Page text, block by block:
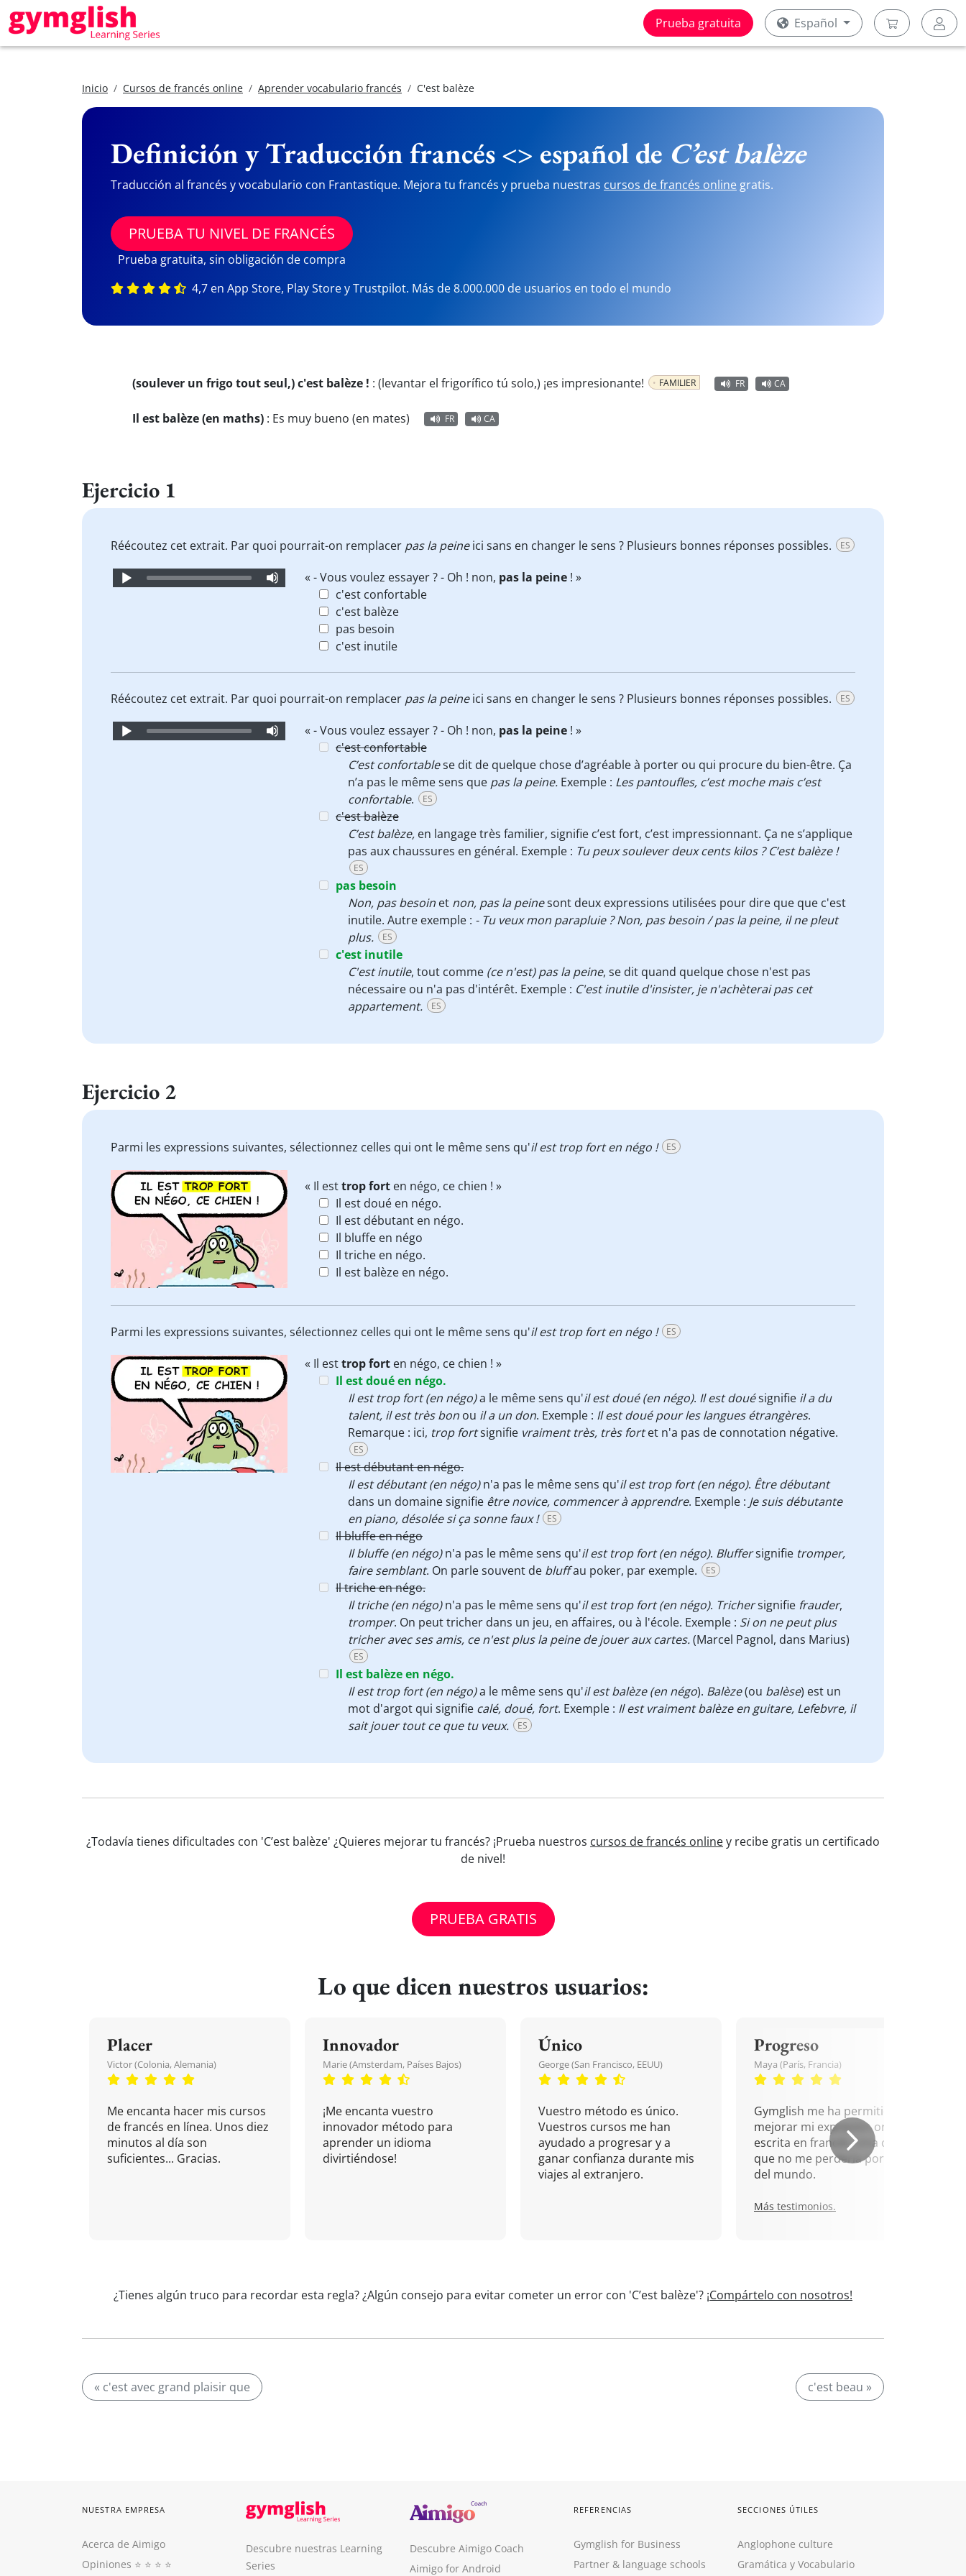
Prueba gratuita Español
Inicio Cursos de francés online Aprender vocabulario francés C'est balèze
Definición y Traducción francés <> español de C’est balèze
Traducción al francés y vocabulario con Frantastique. Mejora tu francés y prueba nuestras cursos de francés online gratis.
PRUEBA TU NIVEL DE FRANCÉS
Prueba gratuita, sin obligación de compra
4,7 en App Store, Play Store y Trustpilot. Más de 8.000.000 de usuarios en todo el mundo
(soulever un frigo tout seul,) c'est balèze ! : (levantar el frigorífico tú solo,) ¡es impresionante! FAMILIER FR CA
Il est balèze (en maths) : Es muy bueno (en mates) FR CA
Ejercicio 1
Réécoutez cet extrait. Par quoi pourrait-on remplacer pas la peineici sans en changer le sens ? Plusieurs bonnes réponses possibles. ES
Audio
« - Vous voulez essayer ? - Oh ! non, pas la peine ! »
c'est confortable
c'est balèze
pas besoin
c'est inutile
Réécoutez cet extrait. Par quoi pourrait-on remplacer pas la peineici sans en changer le sens ? Plusieurs bonnes réponses possibles. ES
Audio
« - Vous voulez essayer ? - Oh ! non, pas la peine ! »
c'est confortable
C’est confortablese dit de quelque chose d’agréable à porter ou qui procure du bien-être. Ça
n’a pas le même sens que pas la peine. Exemple : Les pantoufles, c’est moche mais c’est
confortable. ES
c'est balèze
C’est balèze, en langage très familier, signifie c’est fort, c’est impressionnant. Ça ne s’applique
pas aux chaussures en général. Exemple : Tu peux soulever deux cents kilos ? C’est balèze !
ES
pas besoin
Non, pas besoin et non, pas la peinesont deux expressions utilisées pour dire que que c'est
inutile. Autre exemple : - Tu veux mon parapluie ? Non, pas besoin / pas la peine, il ne pleut
plus.
ES
c'est inutile
C'est inutile, tout comme (ce n'est) pas la peine, se dit quand quelque chose n'est pas
nécessaire ou n'a pas d'intérêt. Exemple : C'est inutile d'insister, je n'achèterai pas cet
appartement.
ES
Ejercicio 2
Parmi les expressions suivantes, sélectionnez celles qui ont le même sens qu'il est trop fort en négo ! ES
« Il esttrop fort en négo, ce chien ! »
Il est doué en négo.
Il est débutant en négo.
Il bluffe en négo
Il triche en négo.
Il est balèze en négo.
Parmi les expressions suivantes, sélectionnez celles qui ont le même sens qu'il est trop fort en négo ! ES
« Il esttrop fort en négo, ce chien ! »
Il est doué en négo.
Il est trop fort (en négo)a le même sens qu'il est doué (en négo). Il est douésignifie il a du
talent, il est très bon ou il a un don. Exemple : Il est doué pour les langues étrangères.
Remarque : ici, trop fortsignifie vraiment très, très fortet n'a pas de connotation négative.
ES
Il est débutant en négo.
Il est débutant (en négo)n'a pas le même sens qu'il est trop fort (en négo). Être débutant
dans un domaine signifie être novice, commencer à apprendre. Exemple : Je suis débutante
en piano, désolée si ça sonne faux !
ES
Il bluffe en négo
Il bluffe (en négo)n'a pas le même sens qu'il est trop fort (en négo). Bluffersignifie tromper,
faire semblant. On parle souvent de bluffau poker, par exemple. ES
Il triche en négo.
Il triche (en négo)n'a pas le même sens qu'il est trop fort (en négo). Trichersignifie frauder,
tromper. On peut tricher dans un jeu, en affaires, ou à l'école. Exemple : Si on ne peut plus
tricher avec ses amis, ce n'est plus la peine de jouer aux cartes.(Marcel Pagnol, dans Marius)
ES
Il est balèze en négo.
Il est trop fort (en négo)a le même sens qu'il est balèze (en négo). Balèze(ou balèse) est un
mot d'argot qui signifie calé, doué, fort. Exemple : Il est vraiment balèze en guitare, Lefebvre, il
sait jouer tout ce que tu veux.
ES
¿Todavía tienes dificultades con 'C’est balèze' ¿Quieres mejorar tu francés? ¡Prueba nuestros cursos de francés onliney recibe gratis un certificado
de nivel!
PRUEBA GRATIS
Lo que dicen nuestros usuarios:
Placer
Victor (Colonia, Alemania)
Me encanta hacer mis cursos
de francés en línea. Unos diez
minutos al día son
suficientes... Gracias.
Innovador
Marie (Amsterdam, Países Bajos)
¡Me encanta vuestro
innovador método para
aprender un idioma
divirtiéndose!
Único
George (San Francisco, EEUU)
Vuestro método es único.
Vuestros cursos me han
ayudado a progresar y a
ganar confianza durante mis
viajes al extranjero.
Progreso
Maya (París, Francia)
Gymglish me ha permitido
mejorar mi expresión oral y
escrita en francés. Una cita
que no me perdería por nada
del mundo.
Más testimonios.
¿Tienes algún truco para recordar esta regla? ¿Algún consejo para evitar cometer un error con 'C’est balèze'? ¡Compártelo con nosotros!
« c'est avec grand plaisir que c'est beau »
NUESTRA EMPRESA
Acerca de Aimigo
Opiniones ⭐️ ⭐️ ⭐️ ⭐️
Descubre nuestras Learning
Series
Descubre Aimigo Coach
Aimigo for Android
REFERENCIAS
Gymglish for Business
Partner & language schools
SECCIONES ÚTILES
Anglophone culture
Gramática y Vocabulario